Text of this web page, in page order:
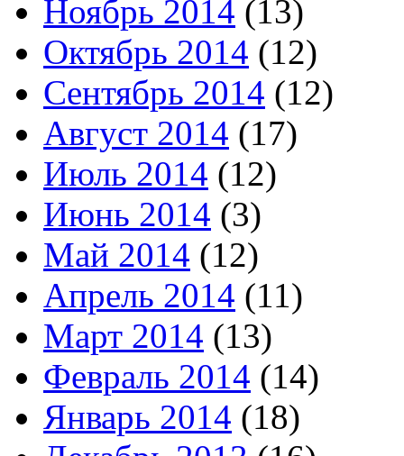
Ноябрь 2014 (13)
Октябрь 2014 (12)
Сентябрь 2014 (12)
Август 2014 (17)
Июль 2014 (12)
Июнь 2014 (3)
Май 2014 (12)
Апрель 2014 (11)
Март 2014 (13)
Февраль 2014 (14)
Январь 2014 (18)